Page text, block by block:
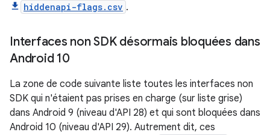
hiddenapi-flags.csv .
Interfaces non SDK désormais bloquées dans
Android 10
La zone de code suivante liste toutes les interfaces non
SDK qui n'étaient pas prises en charge (sur liste grise)
dans Android 9 (niveau d'API 28) et qui sont bloquées dans
Android 10 (niveau d'API 29). Autrement dit, ces